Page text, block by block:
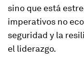
sino que está
imperativos no
seguridad y la
el liderazgo.